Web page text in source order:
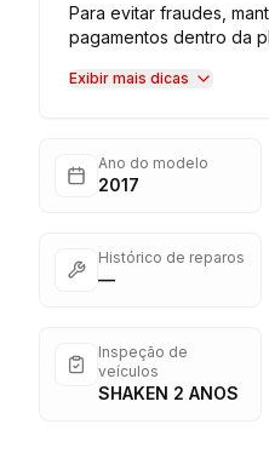
Para evitar fraudes,
pagamentos dentro da
Exibir mais dicas
Ano do modelo
2017
Histórico de reparos
—
Inspeção de
veículos
SHAKEN 2 ANOS